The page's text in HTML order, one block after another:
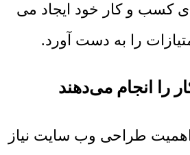
کسب و کار خود ایجاد می
را به دست آورد.
را انجام می‌دهند
اهمیت طراحی وب سایت نیاز